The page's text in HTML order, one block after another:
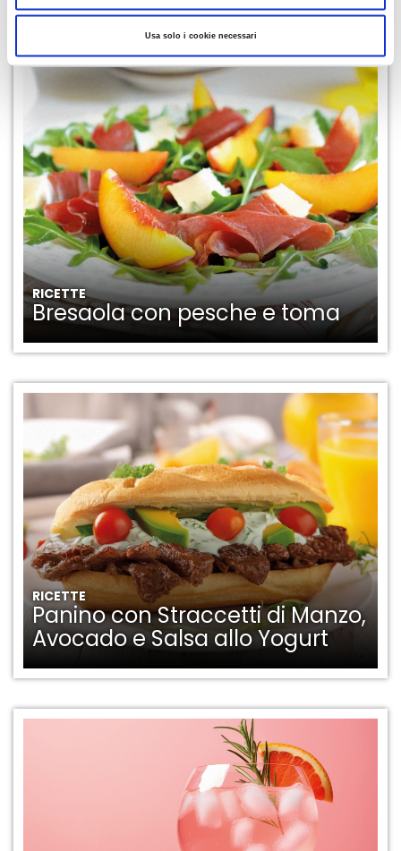
Usa solo i cookie necessari
LEGGI ANCHE
RICETTE
Bresaola con pesche e toma
RICETTE
Panino con Straccetti di Manzo,
Avocado e Salsa allo Yogurt